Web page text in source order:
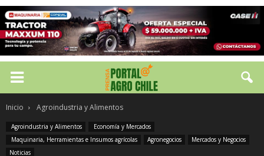
Inicio Agroindustria y Alimentos
Agroindustria y Alimentos
Economía y Mercados
Maquinaria, Herramientas e Insumos agrícolas
Agronegocios
Mercados y Negocios
Noticias